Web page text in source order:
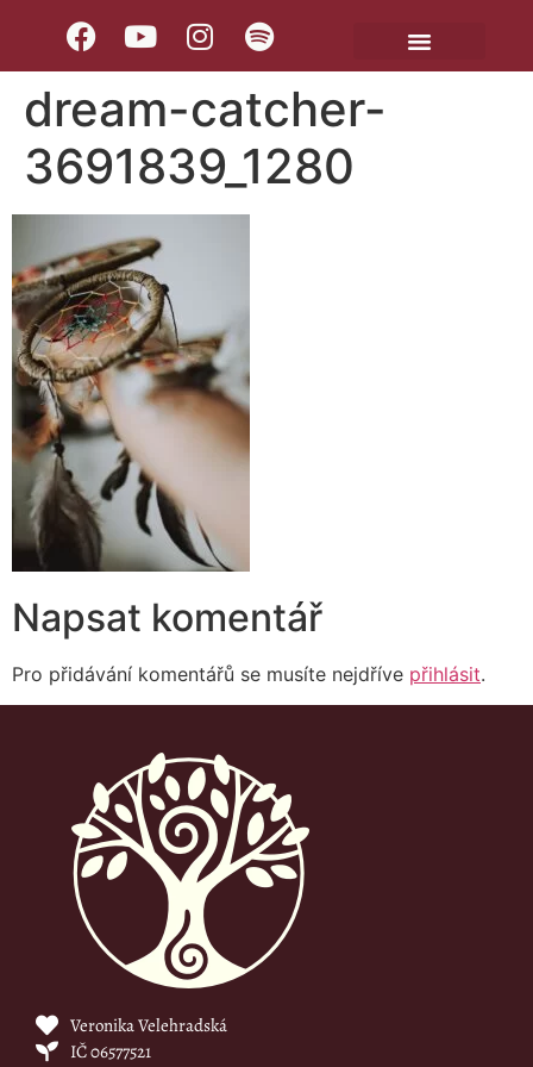
dream-catcher-
3691839_1280
Napsat komentář
Pro přidávání komentářů se musíte nejdříve přihlásit.
Veronika Velehradská
IČ 06577521